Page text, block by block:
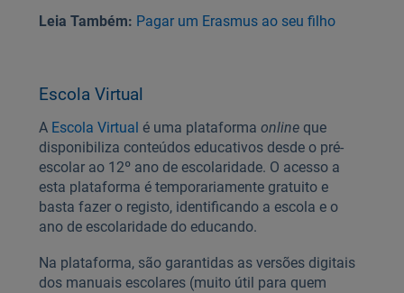
Leia Também: Pagar um Erasmus ao seu filho
Escola Virtual
A Escola Virtual é uma plataforma online que
disponibiliza conteúdos educativos desde o pré-
escolar ao 12º ano de escolaridade. O acesso a
esta plataforma é temporariamente gratuito e
basta fazer o registo, identificando a escola e o
ano de escolaridade do educando.
Na plataforma, são garantidas as versões digitais
dos manuais escolares (muito útil para quem